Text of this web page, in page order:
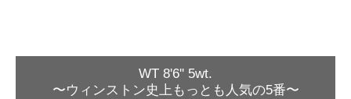
WT 8'6'' 5wt.
〜ウィンストン史上もっとも人気の5番〜